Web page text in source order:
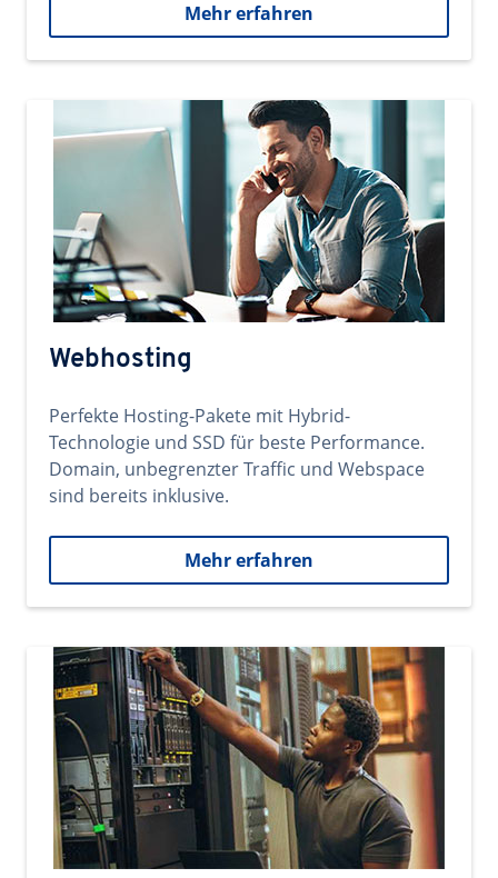
Mehr erfahren
Webhosting
Perfekte Hosting-Pakete mit Hybrid-
Technologie und SSD für beste Performance.
Domain, unbegrenzter Traffic und Webspace
sind bereits inklusive.
Mehr erfahren